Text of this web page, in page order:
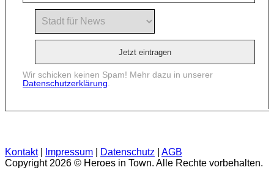
Wir schicken keinen Spam! Mehr dazu in unserer
Datenschutzerklärung
Kontakt| Impressum Datenschutz
AGB
Copyright 2026 © Heroes in Town. Alle Rechte vorbehalten.